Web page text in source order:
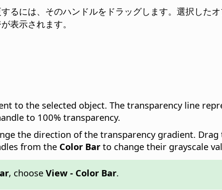
るには、そのハンドルをドラッグします。 選択した
表示されます。
to the selected object. The transparency line
to 100% transparency.
the direction of the transparency gradient.
from the Color Bar to change their grayscale
, choose View - Color Bar.